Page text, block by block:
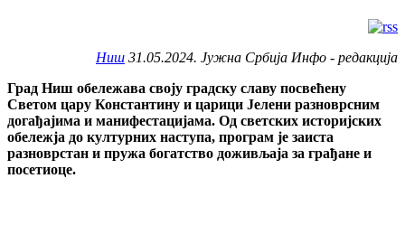
Ниш 31.05.2024. Јужна Србија Инфо - редакција
Град Ниш обележава своју градску славу посвећену
Светом цару Константину и царици Јелени разноврсним
догађајима и манифестацијама. Од светских историјских
обележја до културних наступа, програм је заиста
разноврстан и пружа богатство доживљаја за грађане и
посетиоце.